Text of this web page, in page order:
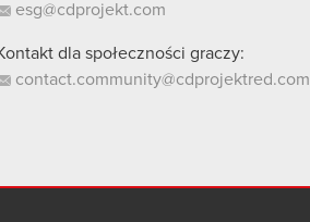
esg@cdprojekt.com
dla społeczności graczy:
contact.community@cdprojektred.com